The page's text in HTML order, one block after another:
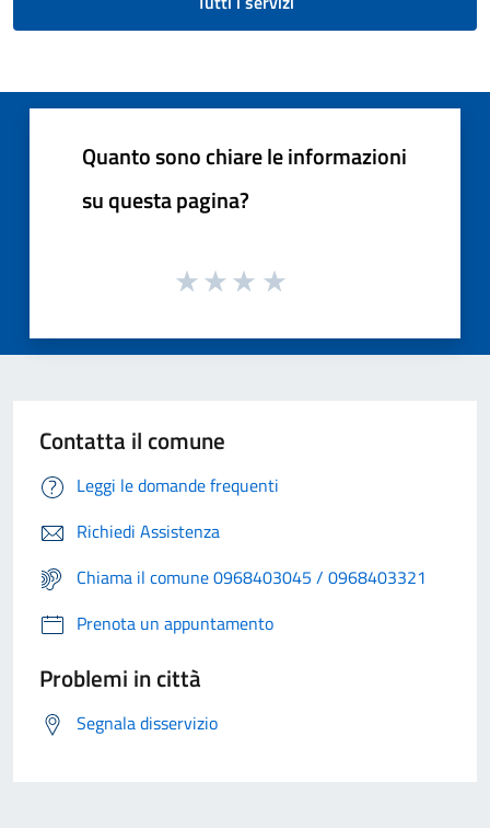
Quanto sono chiare le informazioni
su questa pagina?
Contatta il comune
Leggi le domande frequenti
Richiedi Assistenza
Chiama il comune 0968403045 / 0968403321
Prenota un appuntamento
Problemi in città
Segnala disservizio